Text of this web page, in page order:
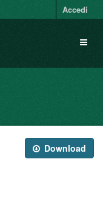
Accedi
Download